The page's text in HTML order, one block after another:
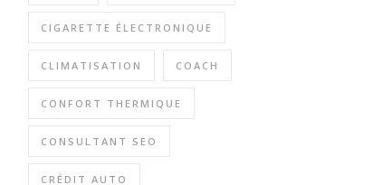
CIGARETTE ÉLECTRONIQUE
CLIMATISATION COACH
CONFORT THERMIQUE
CONSULTANT SEO
CRÉDIT AUTO